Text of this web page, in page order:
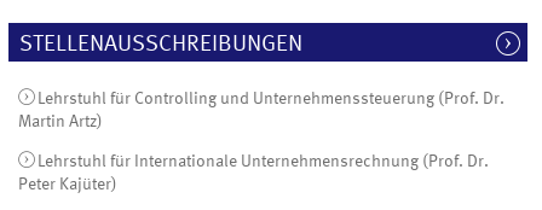
STELLENAUSSCHREIBUNGEN
Lehrstuhl für Controlling und Unternehmenssteuerung (Prof. Dr.
Martin Artz)
Lehrstuhl für Internationale Unternehmensrechnung (Prof. Dr.
Peter Kajüter)